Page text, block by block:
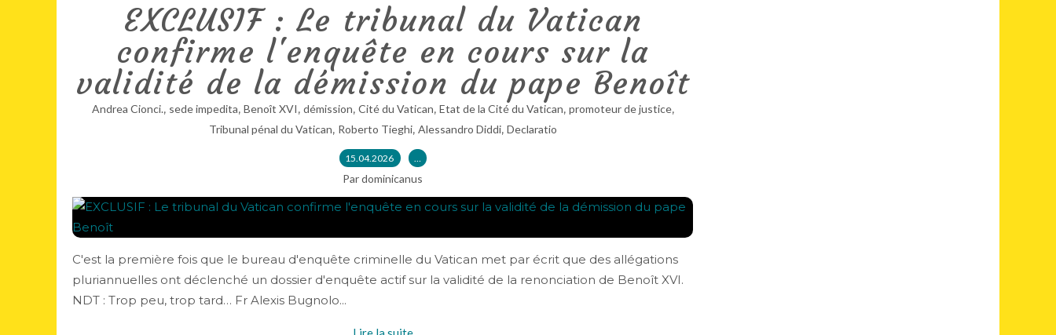
EXCLUSIF : Le tribunal du Vatican
confirme l'enquête en cours sur la
validité de la démission du pape Benoît
Andrea Cionci., sede impedita, Benoît XVI, démission, Cité du Vatican, Etat de la Cité du Vatican, promoteur de justice,
Tribunal pénal du Vatican, Roberto Tieghi, Alessandro Diddi, Declaratio
15.04.2026 …
Par dominicanus
C'est la première fois que le bureau d'enquête criminelle du Vatican met par écrit que des allégations
pluriannuelles ont déclenché un dossier d'enquête actif sur la validité de la renonciation de Benoît XVI.
NDT : Trop peu, trop tard… Fr Alexis Bugnolo...